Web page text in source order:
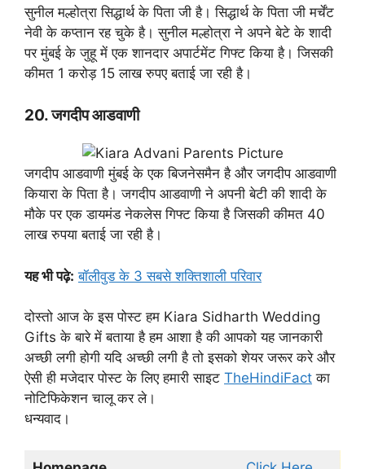
सुनील मल्होत्रा सिद्धार्थ के पिता जी है। सिद्धार्थ के पिता जी मर्चेंट
नेवी के कप्तान रह चुके है। सुनील मल्होत्रा ने अपने बेटे के शादी
पर मुंबई के जुहू में एक शानदार अपार्टमेंट गिफ्ट किया है। जिसकी
कीमत 1 करोड़ 15 लाख रुपए बताई जा रही है।
20. जगदीप आडवाणी
जगदीप आडवाणी मुंबई के एक बिजनेसमैन है और जगदीप आडवाणी
कियारा के पिता है। जगदीप आडवाणी ने अपनी बेटी की शादी के
मौके पर एक डायमंड नेकलेस गिफ्ट किया है जिसकी कीमत 40
लाख रुपया बताई जा रही है।
यह भी पढ़े: बॉलीवुड के 3 सबसे शक्तिशाली परिवार
दोस्तो आज के इस पोस्ट हम Kiara Sidharth Wedding
Gifts के बारे में बताया है हम आशा है की आपको यह जानकारी
अच्छी लगी होगी यदि अच्छी लगी है तो इसको शेयर जरूर करे और
ऐसी ही मजेदार पोस्ट के लिए हमारी साइट TheHindiFact का
नोटिफिकेशन चालू कर ले।
धन्यवाद।